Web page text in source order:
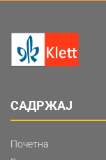
САДРЖАЈ
Почетна